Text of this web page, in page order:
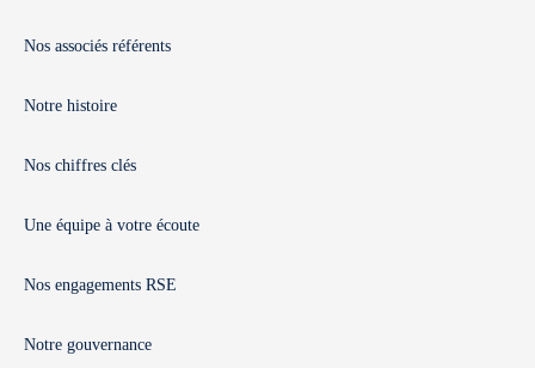
Nos associés référents
Notre histoire
Nos chiffres clés
Une équipe à votre écoute
Nos engagements RSE
Notre gouvernance